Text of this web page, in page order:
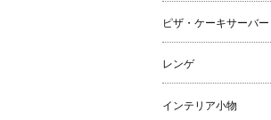
ピザ・ケーキサーバー
レンゲ
インテリア小物